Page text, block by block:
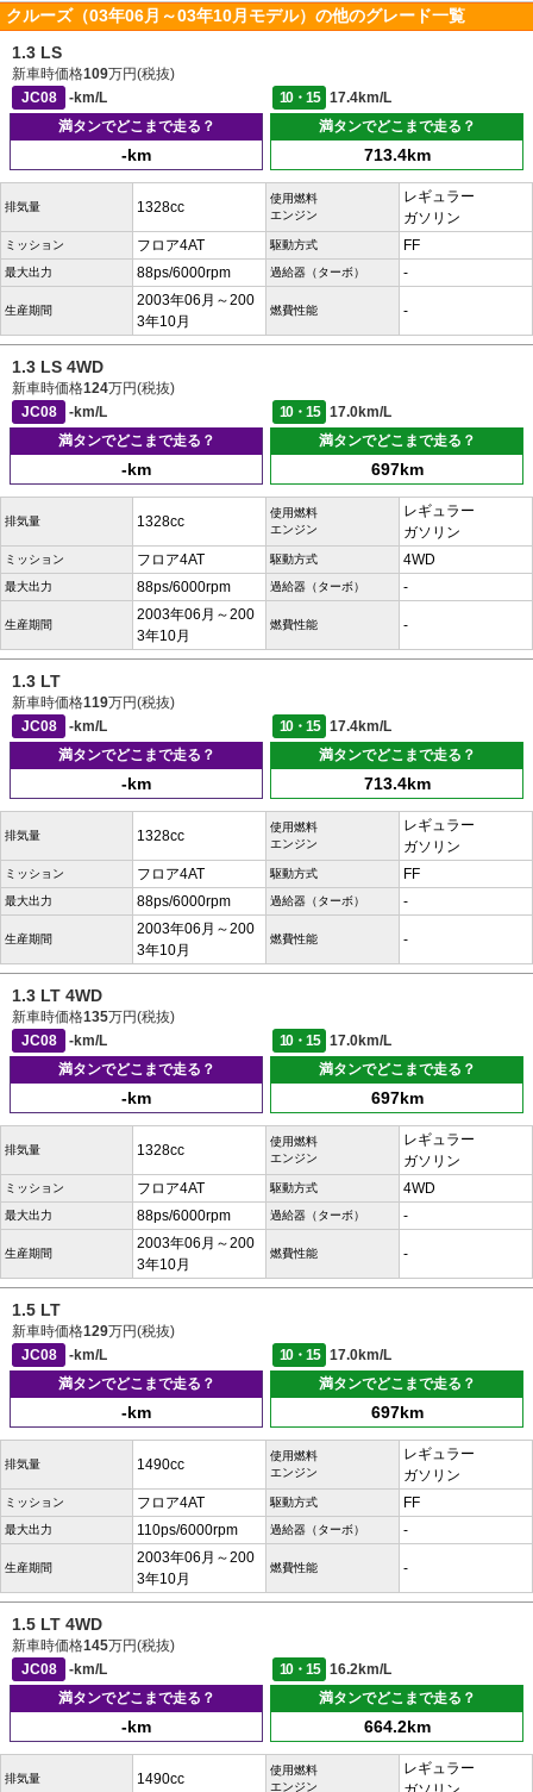
クルーズ（03年06月～03年10月モデル）の他のグレード一覧
1.3 LS
新車時価格109万円(税抜)
JC08
-km/L 10・15
17.4km/L
満タンでどこまで走る？
-km
満タンでどこまで走る？
713.4km
排気量 1328cc
使用燃料
エンジン
レギュラー
ガソリン
ミッション フロア4AT 駆動方式 FF
最大出力 88ps/6000rpm 過給器（ターボ） -
生産期間
2003年06月～200
3年10月
燃費性能 -
1.3 LS 4WD
新車時価格124万円(税抜)
JC08
-km/L 10・15
17.0km/L
満タンでどこまで走る？
-km
満タンでどこまで走る？
697km
排気量 1328cc
使用燃料
エンジン
レギュラー
ガソリン
ミッション フロア4AT 駆動方式 4WD
最大出力 88ps/6000rpm 過給器（ターボ） -
生産期間
2003年06月～200
3年10月
燃費性能 -
1.3 LT
新車時価格119万円(税抜)
JC08
-km/L 10・15
17.4km/L
満タンでどこまで走る？
-km
満タンでどこまで走る？
713.4km
排気量 1328cc
使用燃料
エンジン
レギュラー
ガソリン
ミッション フロア4AT 駆動方式 FF
最大出力 88ps/6000rpm 過給器（ターボ） -
生産期間
2003年06月～200
3年10月
燃費性能 -
1.3 LT 4WD
新車時価格135万円(税抜)
JC08
-km/L 10・15
17.0km/L
満タンでどこまで走る？
-km
満タンでどこまで走る？
697km
排気量 1328cc
使用燃料
エンジン
レギュラー
ガソリン
ミッション フロア4AT 駆動方式 4WD
最大出力 88ps/6000rpm 過給器（ターボ） -
生産期間
2003年06月～200
3年10月
燃費性能 -
1.5 LT
新車時価格129万円(税抜)
JC08
-km/L 10・15
17.0km/L
満タンでどこまで走る？
-km
満タンでどこまで走る？
697km
排気量 1490cc
使用燃料
エンジン
レギュラー
ガソリン
ミッション フロア4AT 駆動方式 FF
最大出力 110ps/6000rpm 過給器（ターボ） -
生産期間
2003年06月～200
3年10月
燃費性能 -
1.5 LT 4WD
新車時価格145万円(税抜)
JC08
-km/L 10・15
16.2km/L
満タンでどこまで走る？
-km
満タンでどこまで走る？
664.2km
排気量 1490cc
使用燃料
エンジン
レギュラー